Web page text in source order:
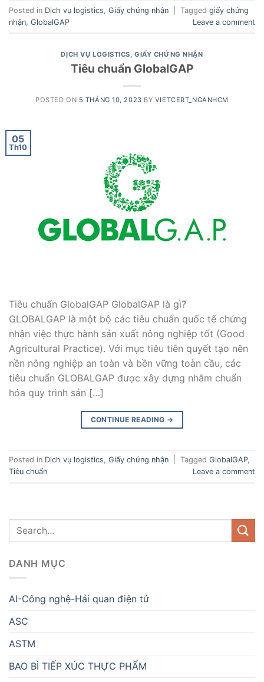
Posted in Dịch vụ logistics Giấy chứng nhận Tagged giấy chứng
nhận GlobalGAP Leave a comment
DỊCH VỤ LOGISTICS,GIẤY CHỨNG NHẬN
Tiêu chuẩn GlobalGAP
POSTED ON 5 THÁNG 10, 2023 BY VIETCERT_NGANHCM
05
Th10
Tiêu chuẩn GlobalGAP GlobalGAP là gì?
GLOBALGAP là một bộ các tiêu chuẩn quốc tế chứng
nhận việc thực hành sản xuất nông nghiệp tốt (Good
Agricultural Practice). Với mục tiêu tiên quyết tạo nên
nền nông nghiệp an toàn và bền vững toàn cầu, các
tiêu chuẩn GLOBALGAP được xây dựng nhằm chuẩn
hóa quy trình sản […]
CONTINUE READING →
Posted in Dịch vụ logistics, Giấy chứng nhận Tagged GlobalGAP,
Tiêu chuẩn
Leave a comment
DANH MỤC
AI-Công nghệ-Hải quan điện tử
ASC
ASTM
BAO BÌ TIẾP XÚC THỰC PHẨM